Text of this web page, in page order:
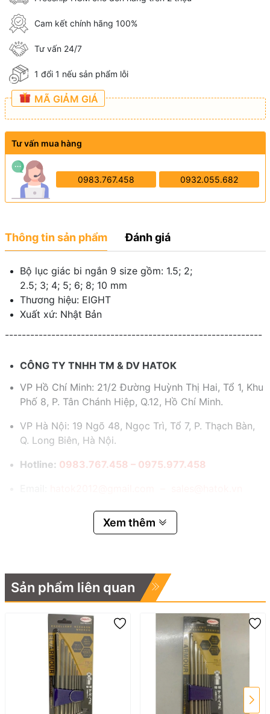
Cam kết chính hãng 100%
Tư vấn 24/7
1 đổi 1 nếu sản phẩm lỗi
MÃ GIẢM GIÁ
Tư vấn mua hàng
0983.767.458 0932.055.682
Thông tin sản phẩm Đánh giá
Bộ lục giác bi ngắn 9 size gồm: 1.5; 2;
2.5; 3; 4; 5; 6; 8; 10 mm
Thương hiệu: EIGHT
Xuất xứ: Nhật Bản
-------------------------------------------------------------
CÔNG TY TNHH TM & DV HATOK
VP Hồ Chí Minh: 21/2 Đường Huỳnh Thị Hai, Tổ 1, Khu
Phố 8, P. Tân Chánh Hiệp, Q.12, Hồ Chí Minh.
VP Hà Nội: 19 Ngõ 48, Ngọc Trì, Tổ 7, P. Thạch Bàn,
Q. Long Biên, Hà Nội.
Hotline: 0983.767.458 – 0975.977.458
Xem thêm
Sản phẩm liên quan